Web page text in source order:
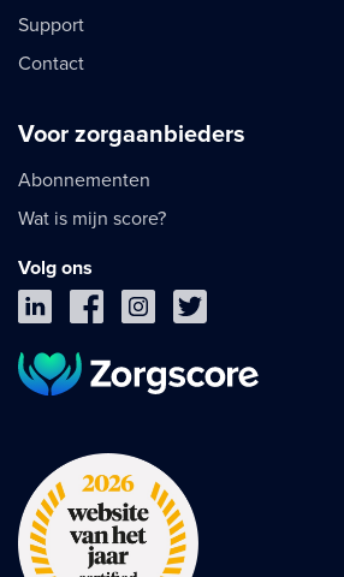
Support
Contact
Voor zorgaanbieders
Abonnementen
Wat is mijn score?
Volg ons